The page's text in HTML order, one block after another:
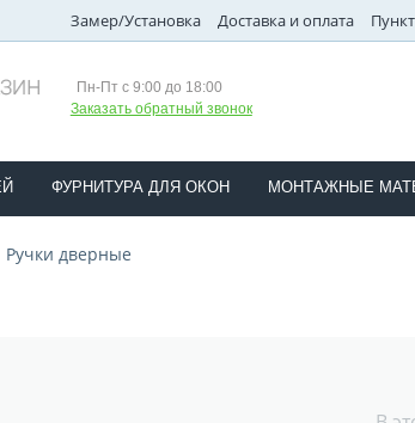
Замер/Установка Доставка и оплата
Пн-Пт с 9:00 до 18:00
Заказать обратный звонок
ФУРНИТУРА ДЛЯ ОКОН МОНТАЖНЫЕ
Ручки дверные